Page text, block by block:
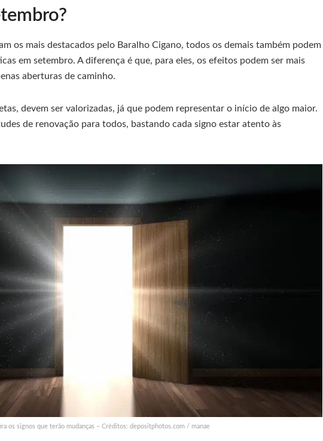
os mais destacados pelo Baralho Cigano, todos os demais também podem
em setembro. A diferença é que, para eles, os efeitos podem ser mais
aberturas de caminho.
devem ser valorizadas, já que podem representar o início de algo maior.
de renovação para todos, bastando cada signo estar atento às
os signos que terão mudanças – Créditos: depositphotos.com / manae